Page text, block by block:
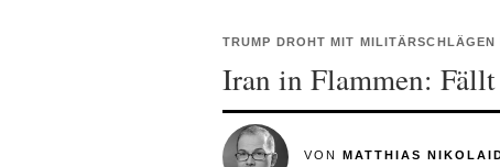
TRUMP DROHT MIT MILITÄRSCHLÄGEN
Iran in Flammen:
VON MATTHIAS